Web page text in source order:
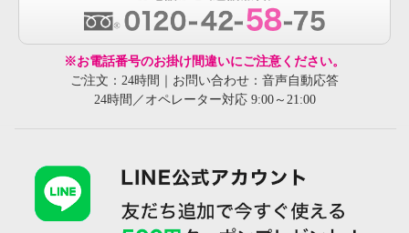
※お電話番号のお掛け間違いにご注意ください。
ご注文：24時間｜お問い合わせ：音声自動応答
24時間／オペレーター対応 9:00～21:00